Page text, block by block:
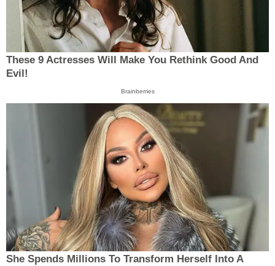
These 9 Actresses Will Make You Rethink Good And
Evil!
Brainberries
She Spends Millions To Transform Herself Into A